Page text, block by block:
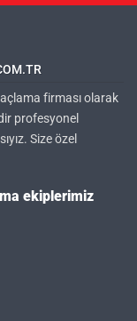
firması olarak
profesyonel
Size özel
ekiplerimiz